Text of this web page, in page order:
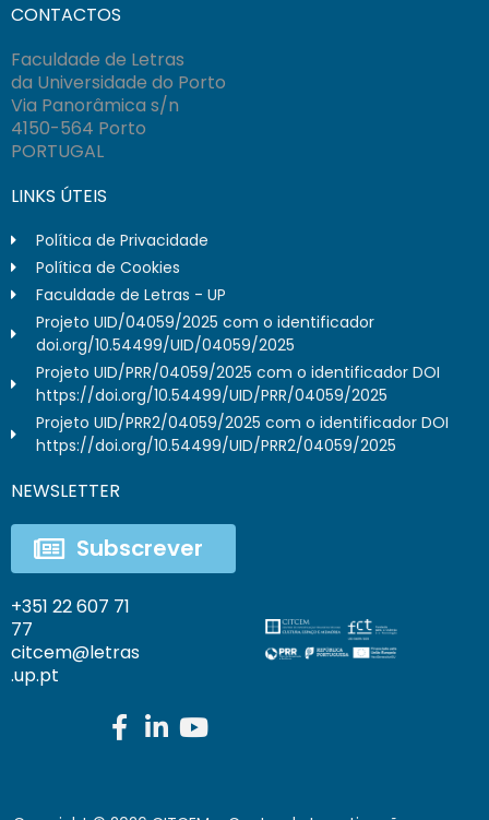
CONTACTOS
Faculdade de Letras
da Universidade do Porto
Via Panorâmica s/n
4150-564 Porto
PORTUGAL
LINKS ÚTEIS
Política de Privacidade
Política de Cookies
Faculdade de Letras - UP
Projeto UID/04059/2025 com o identificador
doi.org/10.54499/UID/04059/2025
Projeto UID/PRR/04059/2025 com o identificador DOI
https://doi.org/10.54499/UID/PRR/04059/2025
Projeto UID/PRR2/04059/2025 com o identificador DOI
https://doi.org/10.54499/UID/PRR2/04059/2025
NEWSLETTER
Subscrever
+351 22 607 71
77
citcem@letras
.up.pt